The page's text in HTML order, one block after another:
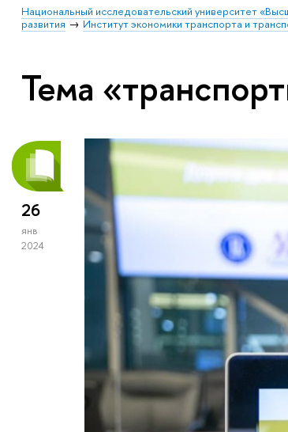
Национальный исследовательский университет
развития
Институт экономики транспорта и
Тема
26
янв
2024